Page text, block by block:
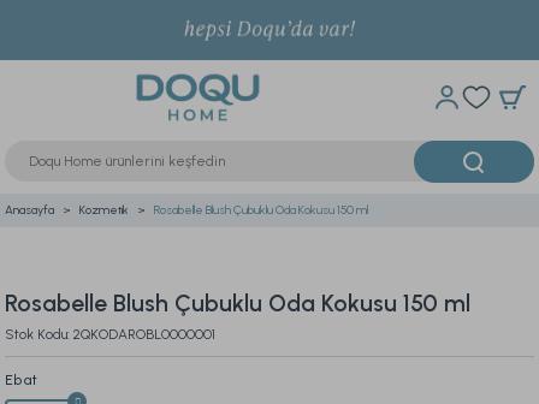
Anasayfa Kozmetik Rosabelle Blush Çubuklu Oda Kokusu 150 ml
Rosabelle Blush Çubuklu Oda Kokusu 150 ml
Stok Kodu: 2QKODAROBL0000001
Ebat